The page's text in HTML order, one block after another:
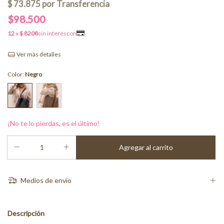
$98.500
Ver más detalles
Color:Negro
¡No te lo pierdas, es el último!
Medios de envío
Descripción